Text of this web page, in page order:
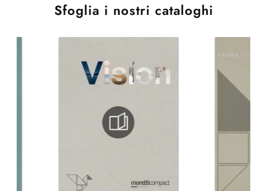
Sfoglia i nostri cataloghi